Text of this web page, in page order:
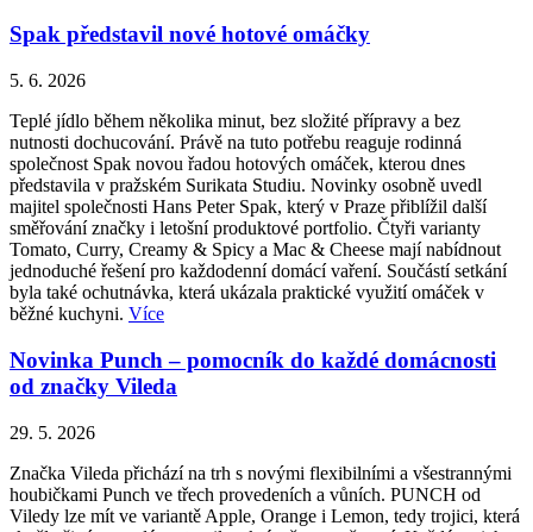
Spak představil nové hotové omáčky
5. 6. 2026
Teplé jídlo během několika minut, bez složité přípravy a bez
nutnosti dochucování. Právě na tuto potřebu reaguje rodinná
společnost Spak novou řadou hotových omáček, kterou dnes
představila v pražském Surikata Studiu. Novinky osobně uvedl
majitel společnosti Hans Peter Spak, který v Praze přiblížil další
směřování značky i letošní produktové portfolio. Čtyři varianty
Tomato, Curry, Creamy & Spicy a Mac & Cheese mají nabídnout
jednoduché řešení pro každodenní domácí vaření. Součástí setkání
byla také ochutnávka, která ukázala praktické využití omáček v
běžné kuchyni. Více
Novinka Punch – pomocník do každé domácnosti
od značky Vileda
29. 5. 2026
Značka Vileda přichází na trh s novými flexibilními a všestrannými
houbičkami Punch ve třech provedeních a vůních. PUNCH od
Viledy lze mít ve variantě Apple, Orange i Lemon, tedy trojici, která